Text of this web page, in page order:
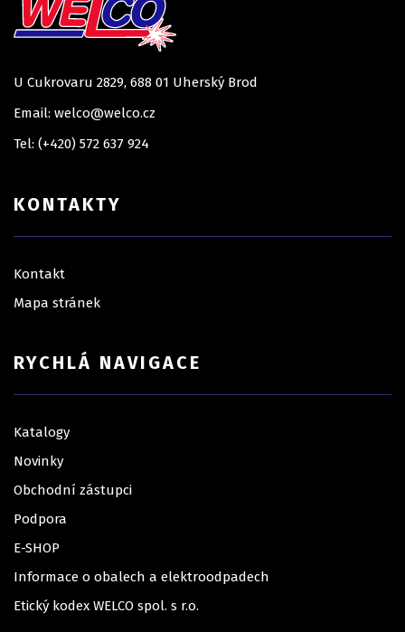
U Cukrovaru 2829, 688 01 Uherský Brod
Email: welco@welco.cz
Tel: (+420) 572 637 924
KONTAKTY
Kontakt
Mapa stránek
RYCHLÁ NAVIGACE
Katalogy
Novinky
Obchodní zástupci
Podpora
E-SHOP
Informace o obalech a elektroodpadech
Etický kodex WELCO spol. s r.o.